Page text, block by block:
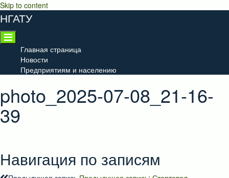
Skip to content
НГАТУ
Главная страница
Новости
Предприятиям и населению
photo_2025-07-08_21-16-
39
Навигация по записям